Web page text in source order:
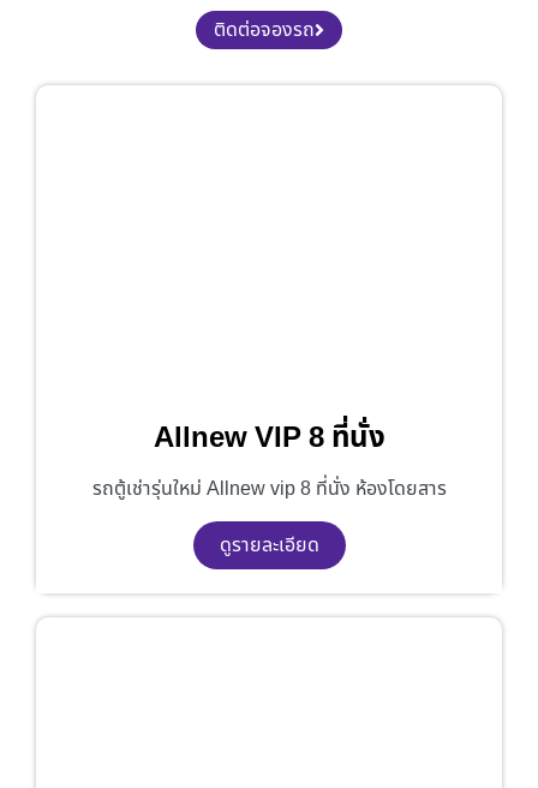
ติดต่อจองรถ
Allnew VIP 8 ที่นั่ง
รถตู้เช่ารุ่นใหม่ Allnew vip 8 ที่นั่ง ห้องโดยสาร
ดูรายละเอียด